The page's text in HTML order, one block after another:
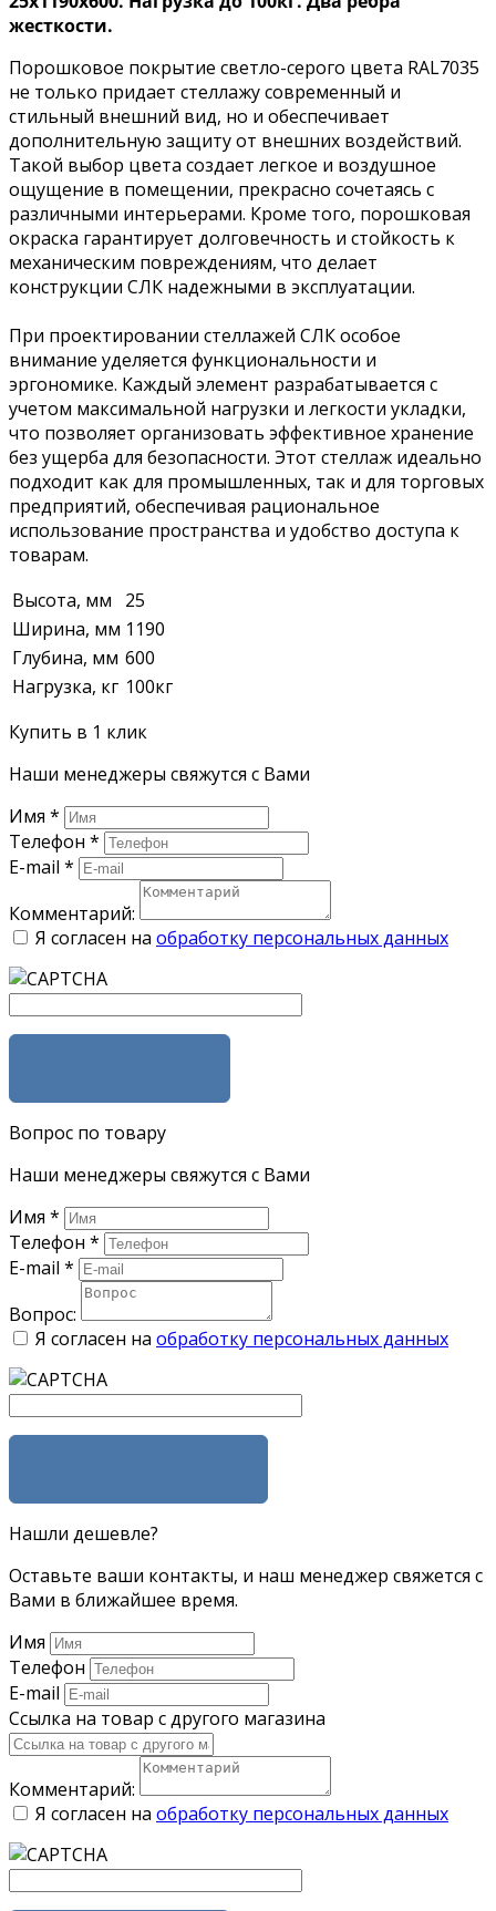
жесткости.
Порошковое покрытие светло-серого цвета RAL7035
не только придает стеллажу современный и
стильный внешний вид, но и обеспечивает
дополнительную защиту от внешних воздействий.
Такой выбор цвета создает легкое и воздушное
ощущение в помещении, прекрасно сочетаясь с
различными интерьерами. Кроме того, порошковая
окраска гарантирует долговечность и стойкость к
механическим повреждениям, что делает
конструкции СЛК надежными в эксплуатации.
При проектировании стеллажей СЛК особое
внимание уделяется функциональности и
эргономике. Каждый элемент разрабатывается с
учетом максимальной нагрузки и легкости укладки,
что позволяет организовать эффективное хранение
без ущерба для безопасности. Этот стеллаж идеально
подходит как для промышленных, так и для торговых
предприятий, обеспечивая рациональное
использование пространства и удобство доступа к
товарам.
Высота, мм
25
Ширина, мм 1190
Глубина, мм 600
Нагрузка, кг 100кг
Купить в 1 клик
Наши менеджеры свяжутся с Вами
Имя *
Телефон *
E-mail *
Комментарий:
Я согласен на обработку персональных данных
Вопрос по товару
Наши менеджеры свяжутся с Вами
Имя *
Телефон *
E-mail *
Вопрос:
Я согласен на обработку персональных данных
Нашли дешевле?
Оставьте ваши контакты, и наш менеджер свяжется с
Вами в ближайшее время.
Имя
Телефон
E-mail
Ссылка на товар с другого магазина
Комментарий:
Я согласен на обработку персональных данных